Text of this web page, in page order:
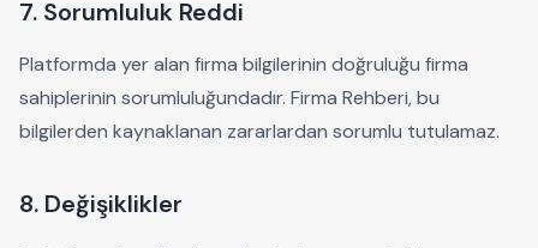
7. Sorumluluk Reddi
Platformda yer alan firma bilgilerinin doğruluğu firma
sahiplerinin sorumluluğundadır. Firma Rehberi, bu
bilgilerden kaynaklanan zararlardan sorumlu tutulamaz.
8. Değişiklikler